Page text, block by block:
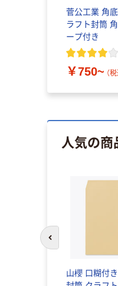
菅公工業 角
ラフト封筒 角
ープ付き
￥750~ （
人気の商
山櫻 口糊付
前のスライドへ